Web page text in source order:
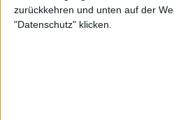
zurückkehren und unten auf der
"Datenschutz" klicken.
Aus meiner Sicht führt ihr
„Darker Designs & Images“